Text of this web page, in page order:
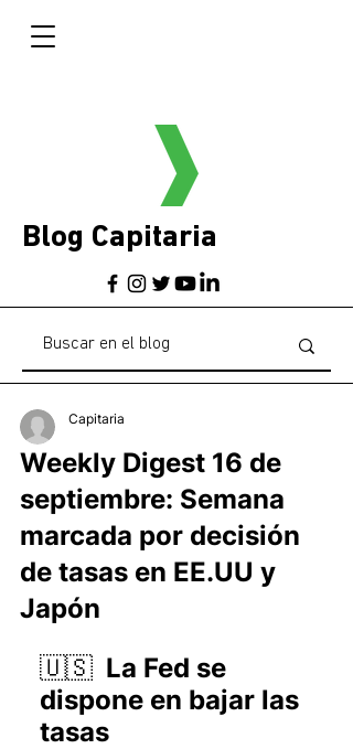
Blog Capitaria
Weekly Digest 16 de
septiembre: Semana
marcada por decisión
de tasas en EE.UU y
Japón
Capitaria
🇺🇸  La Fed se
dispone en bajar las
tasas